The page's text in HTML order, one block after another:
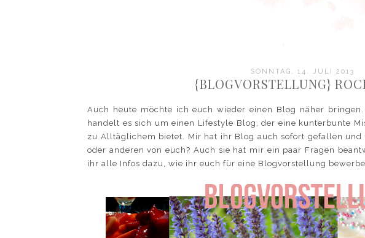
SONNTAG, 14. JULI 2013
{BLOGVORSTELLUNG}
Auch heute möchte ich euch wieder einen Blog näher
handelt es sich um einen Lifestyle Blog, der eine kunterbunte
zu Alltäglichem bietet. Mir hat ihr Blog auch sofort gefallen
oder anderen von euch? Auch sie hat mir ein paar Fragen
ihr alle Infos dazu, wie ihr euch für eine Blogvorstellung